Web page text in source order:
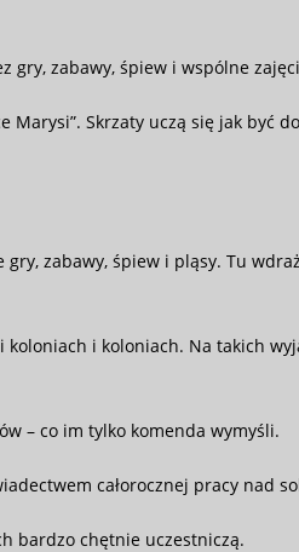
gry, zabawy, śpiew i wspólne
Skrzaty uczą się jak być
zabawy, śpiew i pląsy. Tu
i koloniach. Na takich
– co im tylko komenda wymyśli.
całorocznej pracy nad
bardzo chętnie uczestniczą.